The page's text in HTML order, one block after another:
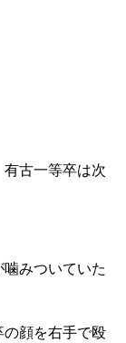
古一等卒は次
みついていた
の顔を右手で殴